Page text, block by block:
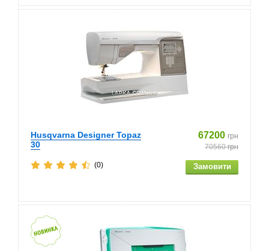
Husqvarna Designer Topaz
30
67200 грн
70560грн
(0)